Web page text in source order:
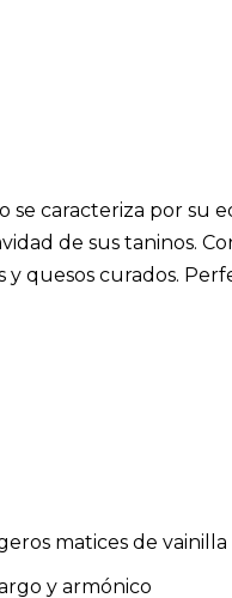
se caracteriza por su
de sus taninos.
y quesos curados.
matices de vainilla
y armónico